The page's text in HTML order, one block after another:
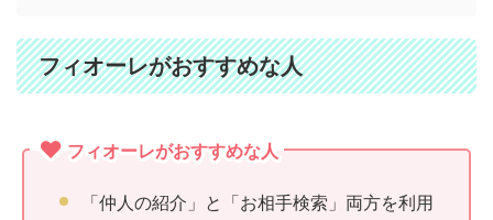
フィオーレがおすすめな人
フィオーレがおすすめな人
「仲人の紹介」と「お相手検索」両方を利用